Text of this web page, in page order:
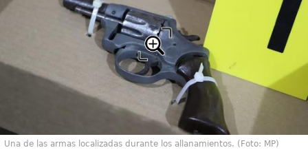
Una de las armas localizadas durante los allanamientos. (Foto: MP)